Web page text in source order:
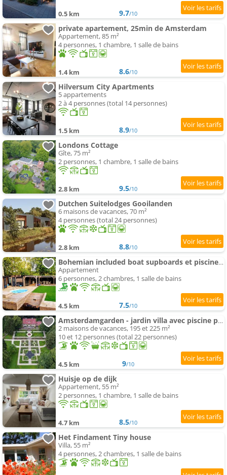
0.5 km 9.7/10
private apartement, 25min de Amsterdam
Appartement, 85 m²
4 personnes, 1 chambre, 1 salle de bains
1.4 km 8.6/10
Hilversum City Apartments
5 appartements
2 à 4 personnes (total 14 personnes)
1.5 km 8.9/10
Londons Cottage
Gîte, 75 m²
2 personnes, 1 chambre, 1 salle de bains
2.8 km 9.5/10
Dutchen Suitelodges Gooilanden
6 maisons de vacances, 70 m²
4 personnes (total 24 personnes)
2.8 km 8.8/10
Bohemian included boat supboards et piscine 5 minutes by boat de parking to the bohemien
Appartement
6 personnes, 2 chambres, 1 salle de bains
4.5 km 7.5/10
Amsterdamgarden - jardin villa avec piscine proche de Amsterdam
2 maisons de vacances, 195 et 225 m²
10 et 12 personnes (total 22 personnes)
4.5 km 9/10
Huisje op de dijk
Appartement, 55 m²
2 personnes, 1 chambre, 1 salle de bains
4.7 km 8.5/10
Het Findament Tiny house
Villa, 55 m²
4 personnes, 2 chambres, 1 salle de bains